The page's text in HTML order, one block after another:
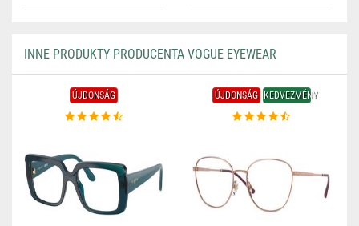
INNE PRODUKTY PRODUCENTA VOGUE EYEWEAR
ÚJDONSÁG ÚJDONSÁG KEDVEZMÉNY